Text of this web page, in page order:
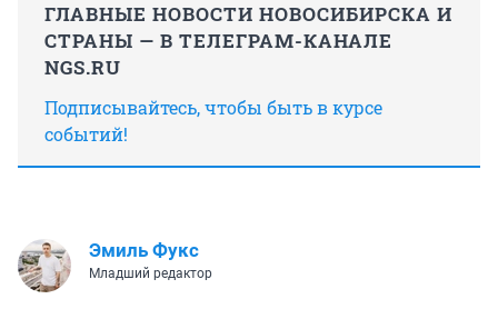
ГЛАВНЫЕ НОВОСТИ НОВОСИБИРСКА И
СТРАНЫ — В ТЕЛЕГРАМ-КАНАЛЕ
NGS.RU
Подписывайтесь, чтобы быть в курсе
событий!
Эмиль Фукс
Младший редактор